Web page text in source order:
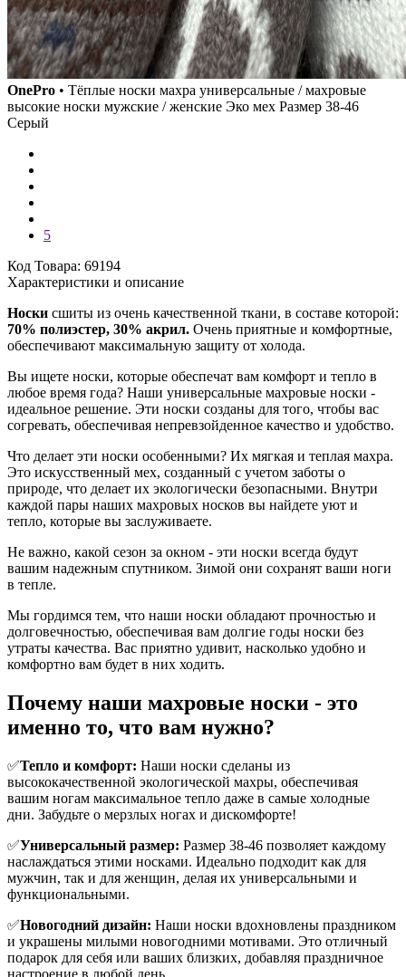
OnePro • Тёплые носки махра универсальные / махровые
высокие носки мужские / женские Эко мех Размер 38-46
Серый
5
Код Товара: 69194
Характеристики и описание
Носки сшиты из очень качественной ткани, в составе которой:
70% полиэстер, 30% акрил. Очень приятные и комфортные,
обеспечивают максимальную защиту от холода.
Вы ищете носки, которые обеспечат вам комфорт и тепло в
любое время года? Наши универсальные махровые носки -
идеальное решение. Эти носки созданы для того, чтобы вас
согревать, обеспечивая непревзойденное качество и удобство.
Что делает эти носки особенными? Их мягкая и теплая махра.
Это искусственный мех, созданный с учетом заботы о
природе, что делает их экологически безопасными. Внутри
каждой пары наших махровых носков вы найдете уют и
тепло, которые вы заслуживаете.
Не важно, какой сезон за окном - эти носки всегда будут
вашим надежным спутником. Зимой они сохранят ваши ноги
в тепле.
Мы гордимся тем, что наши носки обладают прочностью и
долговечностью, обеспечивая вам долгие годы носки без
утраты качества. Вас приятно удивит, насколько удобно и
комфортно вам будет в них ходить.
Почему наши махровые носки - это
именно то, что вам нужно?
✅Тепло и комфорт: Наши носки сделаны из
высококачественной экологической махры, обеспечивая
вашим ногам максимальное тепло даже в самые холодные
дни. Забудьте о мерзлых ногах и дискомфорте!
✅Универсальный размер: Размер 38-46 позволяет каждому
наслаждаться этими носками. Идеально подходит как для
мужчин, так и для женщин, делая их универсальными и
функциональными.
✅Новогодний дизайн: Наши носки вдохновлены праздником
и украшены милыми новогодними мотивами. Это отличный
подарок для себя или ваших близких, добавляя праздничное
настроение в любой день.